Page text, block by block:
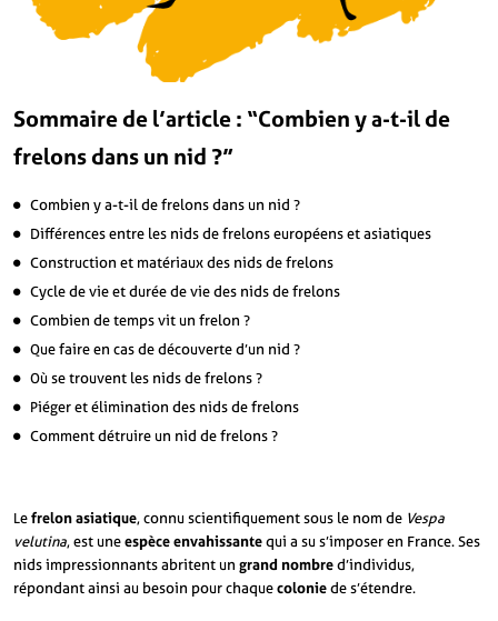
Sommaire de l’article : “Combien y a-t-il de
frelons dans un nid ?”
Combien y a-t-il de frelons dans un nid ?
Différences entre les nids de frelons européens et asiatiques
Construction et matériaux des nids de frelons
Cycle de vie et durée de vie des nids de frelons
Combien de temps vit un frelon ?
Que faire en cas de découverte d’un nid ?
Où se trouvent les nids de frelons ?
Piéger et élimination des nids de frelons
Comment détruire un nid de frelons ?
Lefrelon asiatique, connu scientifiquement sous le nom de Vespa
velutina, est uneespèce envahissantequi a su s’imposer en France. Ses
nids impressionnants abritent un grand nombred’individus,
répondant ainsi au besoin pour chaquecoloniede s’étendre.